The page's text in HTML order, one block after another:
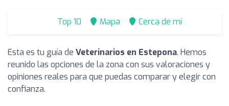
Top 10 Mapa Cerca de mí
Esta es tu guía de Veterinarios en Estepona. Hemos
reunido las opciones de la zona con sus valoraciones y
opiniones reales para que puedas comparar y elegir con
confianza.